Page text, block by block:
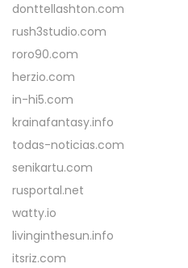
donttellashton.com
rush3studio.com
roro90.com
herzio.com
in-hi5.com
krainafantasy.info
todas-noticias.com
senikartu.com
rusportal.net
watty.io
livinginthesun.info
itsriz.com